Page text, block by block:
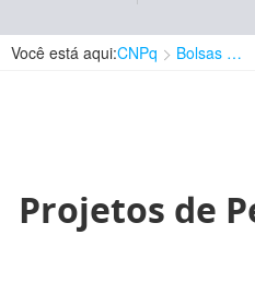
Você está aqui:CNPq Bolsas e Auxílios Vigentes
Projetos de